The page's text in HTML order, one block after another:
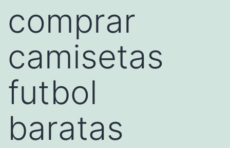
comprar
camisetas
futbol
baratas